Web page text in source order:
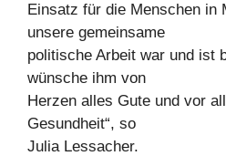
Einsatz für die Menschen in
unsere gemeinsame
politische Arbeit war und ist
wünsche ihm von
Herzen alles Gute und vor
Gesundheit“, so
Julia Lessacher.